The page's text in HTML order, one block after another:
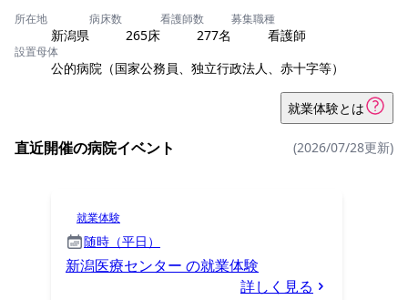
所在地
新潟県
病床数
265床
看護師数
277名
募集職種
看護師
設置母体
公的病院（国家公務員、独立行政法人、赤十字等）
就業体験とは
直近開催の病院イベント (2026/07/28更新)
就業体験
随時（平日）
新潟医療センター の就業体験
詳しく見る